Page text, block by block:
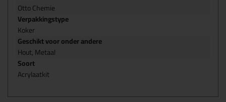
Otto Chemie
Verpakkingstype
Koker
Geschikt voor onder andere
Hout, Metaal
Soort
Acrylaatkit